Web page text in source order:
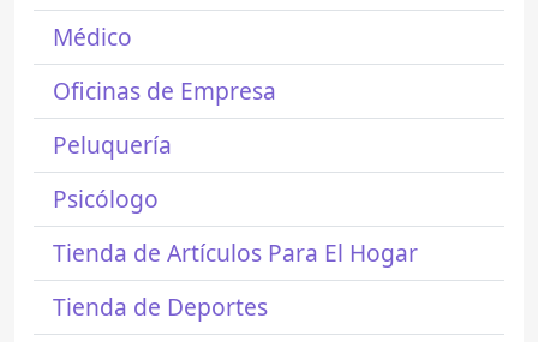
Médico
Oficinas de Empresa
Peluquería
Psicólogo
Tienda de Artículos Para El Hogar
Tienda de Deportes